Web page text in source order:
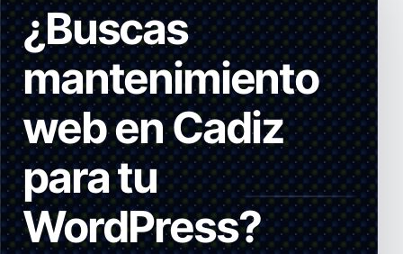
¿Buscas
mantenimiento
web en Cadiz
para tu
WordPress?